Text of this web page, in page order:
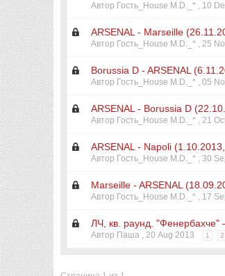
Автор Гость_House M.D._* , 10
ARSENAL - Marseille
Автор Гость_House M.D._* ,25
Borussia D - ARSENAL
Автор Гость_House M.D._* ,05
ARSENAL - Borussia D
Автор Гость_House M.D._* ,21
ARSENAL - Napoli
Автор Гость_House M.D._* ,30
Marseille - ARSENAL
Автор Гость_House M.D._* , 17
ЛЧ, кв. раунд. "Фенербахче"
Автор Паша ,20 Aug 2013 1 2